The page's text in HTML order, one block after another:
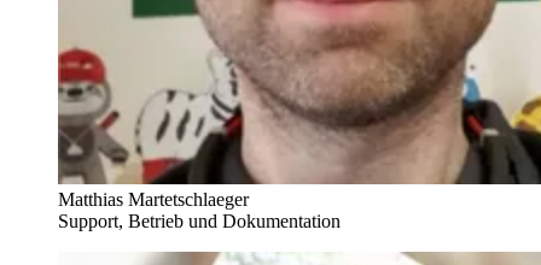
Matthias Martetschlaeger
Support, Betrieb und Dokumentation